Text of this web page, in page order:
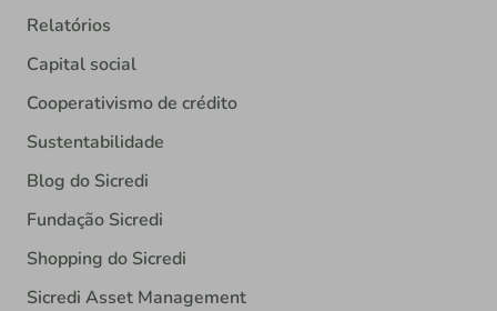
Relatórios
Capital social
Cooperativismo de crédito
Sustentabilidade
Blog do Sicredi
Fundação Sicredi
Shopping do Sicredi
Sicredi Asset Management